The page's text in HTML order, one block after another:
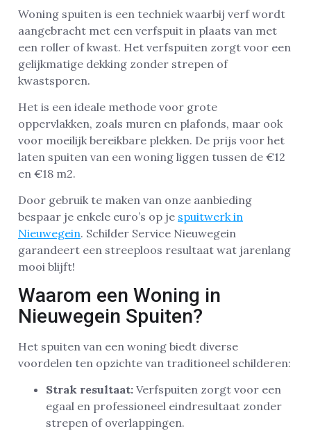
Woning spuiten is een techniek waarbij verf wordt
aangebracht met een verfspuit in plaats van met
een roller of kwast. Het verfspuiten zorgt voor een
gelijkmatige dekking zonder strepen of
kwastsporen.
Het is een ideale methode voor grote
oppervlakken, zoals muren en plafonds, maar ook
voor moeilijk bereikbare plekken. De prijs voor het
laten spuiten van een woning liggen tussen de €12
en €18 m2.
Door gebruik te maken van onze aanbieding
bespaar je enkele euro’s op je spuitwerk in
Nieuwegein. Schilder Service Nieuwegein
garandeert een streeploos resultaat wat jarenlang
mooi blijft!
Waarom een Woning in
Nieuwegein Spuiten?
Het spuiten van een woning biedt diverse
voordelen ten opzichte van traditioneel schilderen:
Strak resultaat: Verfspuiten zorgt voor een
egaal en professioneel eindresultaat zonder
strepen of overlappingen.